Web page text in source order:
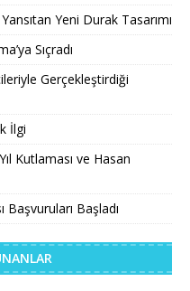
Yeni Durak Tasarımı
Sıçradı
Gerçekleştirdiği
İlgi
Kutlaması ve Hasan
Başvuruları Başladı